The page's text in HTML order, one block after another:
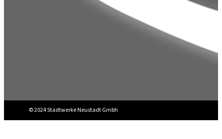
© 2024 Stadtwerke Neustadt Gmbh